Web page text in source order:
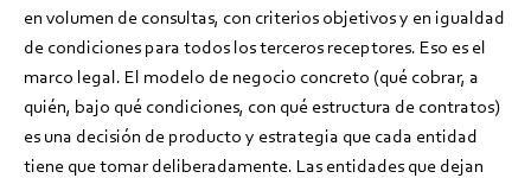
en volumen de consultas, con criterios objetivos y en igualdad
de condiciones para todos los terceros receptores. Eso es el
marco legal. El modelo de negocio concreto (qué cobrar, a
quién, bajo qué condiciones, con qué estructura de contratos)
es una decisión de producto y estrategia que cada entidad
tiene que tomar deliberadamente. Las entidades que dejan